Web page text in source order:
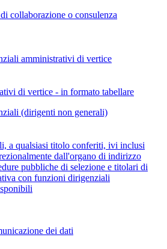
collaborazione o consulenza
amministrativi di vertice
di vertice - in formato tabellare
(dirigenti non generali)
a qualsiasi titolo conferiti, ivi inclusi
dall'organo di indirizzo
pubbliche di selezione e titolari di
con funzioni dirigenziali
dei dati